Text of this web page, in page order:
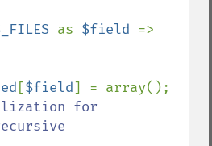
as $field
[$field
for